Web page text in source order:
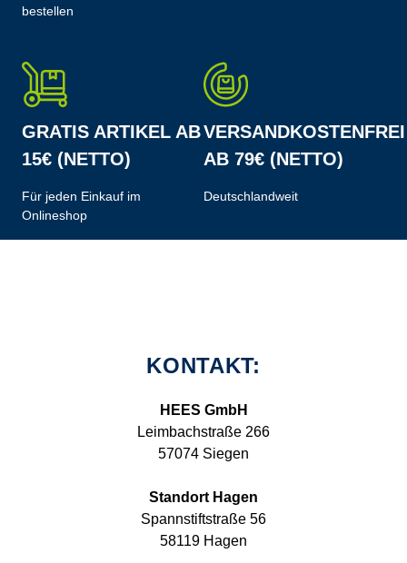
bestellen
GRATIS ARTIKEL AB
15€ (NETTO)
Für jeden Einkauf im
Onlineshop
VERSANDKOSTENFREI
AB 79€ (NETTO)
Deutschlandweit
KONTAKT:
HEES GmbH
Leimbachstraße 266
57074 Siegen
Standort Hagen
Spannstiftstraße 56
58119 Hagen